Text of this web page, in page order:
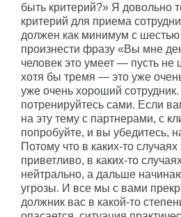
быть критерий?» Я довольно
критерий для приема
должен как минимум с
произнести фразу «Вы мне
человек это умеет — пусть не
хотя бы тремя — это уже
уже очень хороший
потренируйтесь сами. Если
на эту тему с партнерами, с
попробуйте, и вы убедитесь,
Потому что в каких-то
приветливо, в каких-то
нейтрально, а дальше
угрозы. И все мы с вами
должник вас в какой-то